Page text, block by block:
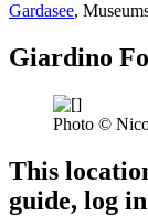
Gardasee,
Giardino
Photo ©
This
guide, log